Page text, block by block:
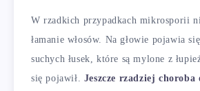
W rzadkich przypadkach mikrosporii
łamanie włosów. Na głowie pojawia
suchych łusek, które są mylone z
się pojawił. Jeszcze rzadziej